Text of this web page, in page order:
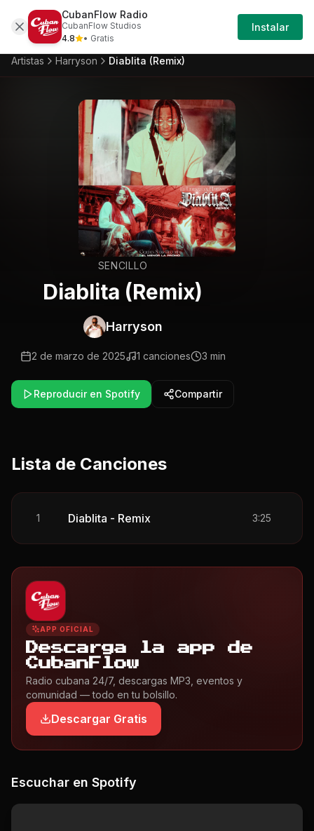
Artistas Harryson Harryson-diablita-remix
Iniciar
Sesión
Artistas Harryson Diablita (Remix)
SENCILLO
Diablita (Remix)
Harryson
2 de marzo de 2025 1 canciones 3 min
Reproducir en Spotify Compartir
Lista de Canciones
1 Diablita - Remix 3:25
APP OFICIAL
Descarga la app de
CubanFlow
Radio cubana 24/7, descargas MP3, eventos y
comunidad — todo en tu bolsillo.
Descargar Gratis
Escuchar en Spotify
CubanFlow Radio
CubanFlow Studios
4.8
• Gratis
Instalar